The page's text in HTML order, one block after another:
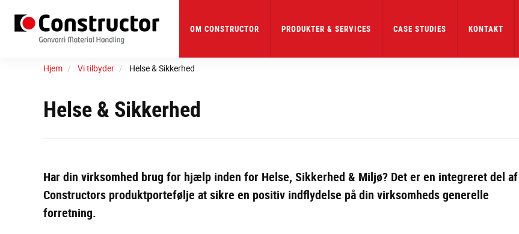
main
OM CONSTRUCTOR PRODUKTER & SERVICES CASE STUDIES KONTAKT
Hjem Vi tilbyder Helse & Sikkerhed
Helse & Sikkerhed
Har din virksomhed brug for hjælp inden for Helse, Sikkerhed & Miljø? Det er en integreret del af
Constructors produktportefølje at sikre en positiv indflydelse på din virksomheds generelle
forretning.